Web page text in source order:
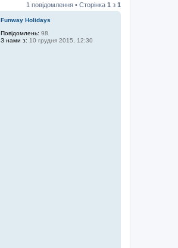
1 повідомлення • Сторінка 1 з 1
Funway Holidays
Повідомлень: 98
З нами з: 10 грудня 2015, 12:30